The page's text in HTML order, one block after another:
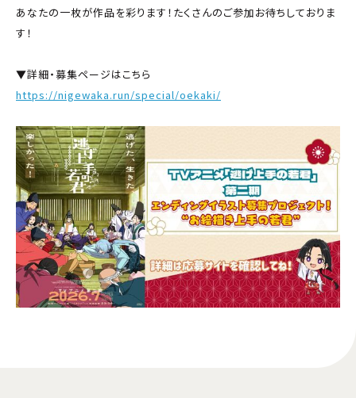
あなたの一枚が作品を彩ります！たくさんのご参加お待ちしておりま
す！
▼詳細・募集ページはこちら
https://nigewaka.run/special/oekaki/